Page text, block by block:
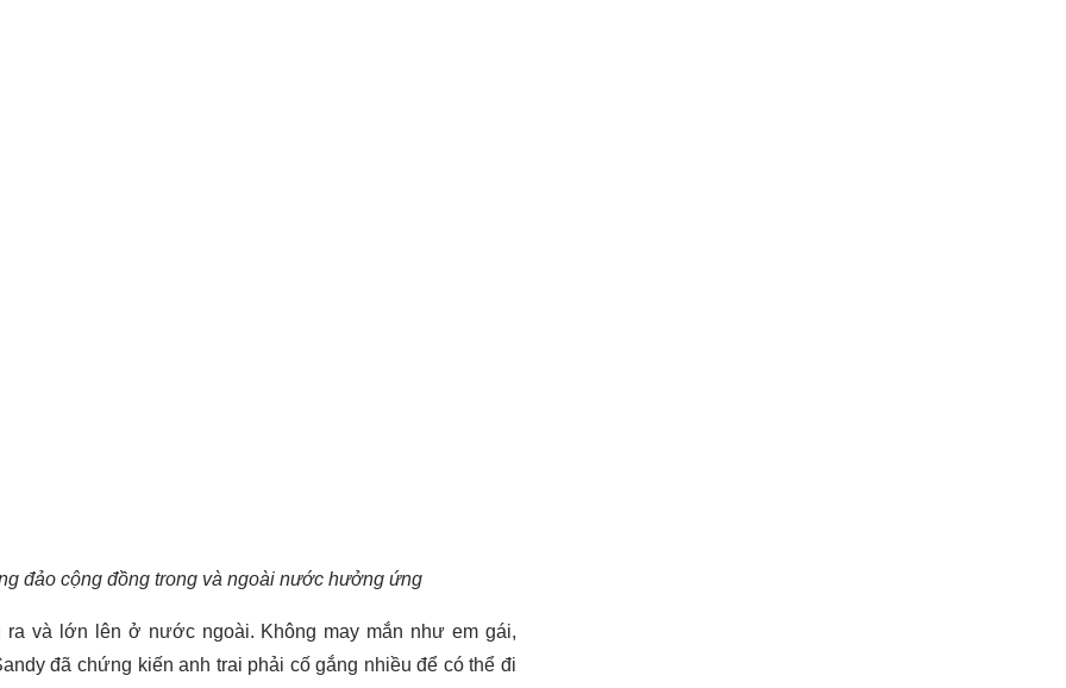
đảo cộng đồng trong và ngoài nước hưởng ứng
và lớn lên ở nước ngoài. Không may mắn như em gái,
đã chứng kiến anh trai phải cố gắng nhiều để có thể đi